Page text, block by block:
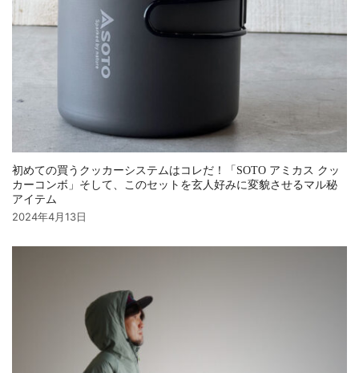
初めての買うクッカーシステムはコレだ！「SOTO アミカス クッ
カーコンボ」そして、このセットを玄人好みに変貌させるマル秘
アイテム
2024年4月13日